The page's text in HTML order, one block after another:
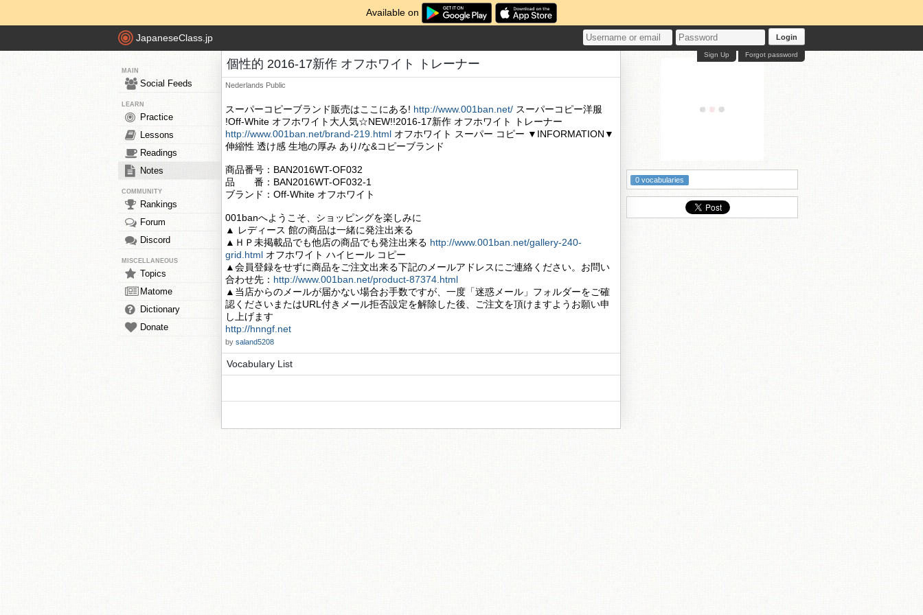
Available on
JapaneseClass.jp Login
Forgot password
Sign Up
MAIN
Social Feeds
LEARN
Practice
Lessons
Readings
Notes
COMMUNITY
Rankings
Forum
Discord
MISCELLANEOUS
Topics
Matome
Dictionary
Donate
個性的 2016-17新作 オフホワイト トレーナー
Nederlands Public
スーパーコピーブランド販売はここにある! http://www.001ban.net/ スーパーコピー洋服
!Off-White オフホワイト大人気☆NEW!!2016-17新作 オフホワイト トレーナー
http://www.001ban.net/brand-219.html オフホワイト スーパー コピー ▼INFORMATION▼
伸縮性 透け感 生地の厚み あり/な&コピーブランド
商品番号：BAN2016WT-OF032
品 番：BAN2016WT-OF032-1
ブランド：Off-White オフホワイト
001banへようこそ、ショッピングを楽しみに
▲ レディース 館の商品は一緒に発注出来る
▲ＨＰ未掲載品でも他店の商品でも発注出来る http://www.001ban.net/gallery-240-
grid.html オフホワイト ハイヒール コピー
▲会員登録をせずに商品をご注文出来る下記のメールアドレスにご連絡ください。お問い
合わせ先： http://www.001ban.net/product-87374.html
▲当店からのメールが届かない場合お手数ですが、一度「迷惑メール」フォルダーをご確
認くださいまたはURL付きメール拒否設定を解除した後、ご注文を頂けますようお願い申
し上げます
http://hnngf.net
by saland5208
Vocabulary List
0 vocabularies